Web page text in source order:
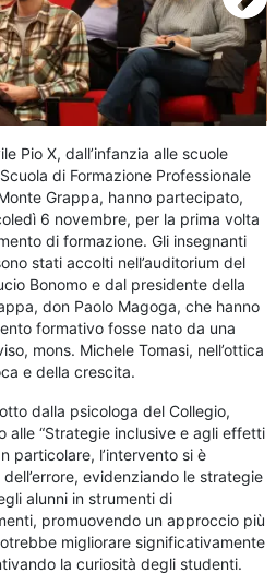
Pio X, dall’infanzia alle scuole
di Formazione Professionale
Grappa, hanno partecipato,
6 novembre, per la prima volta
di formazione. Gli insegnanti
stati accolti nell’auditorium del
Bonomo e dal presidente della
don Paolo Magoga, che hanno
formativo fosse nato da una
mons. Michele Tomasi, nell’ottica
e della crescita.
dalla psicologa del Collegio,
alle “Strategie inclusive e agli effetti
particolare, l’intervento si è
evidenziando le strategie
alunni in strumenti di
promuovendo un approccio più
migliorare significativamente
la curiosità degli studenti.